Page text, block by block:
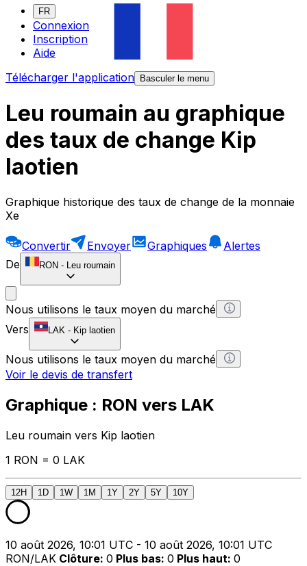
FR
Connexion
Inscription
Aide
Télécharger l'application
Basculer le menu
Leu roumain au graphique
des taux de change Kip
laotien
Graphique historique des taux de change de la monnaie
Xe
Convertir Envoyer Graphiques
Alertes
De
RON - Leu roumain
Nous utilisons le taux moyen du marché
Vers
LAK - Kip laotien
Nous utilisons le taux moyen du marché
Voir le devis de transfert
Graphique : RON vers LAK
Leu roumain vers Kip laotien
1 RON = 0 LAK
12H 1D 1W 1M 1Y 2Y 5Y 10Y
10 août 2026, 10:01 UTC - 10 août 2026, 10:01 UTC
RON/LAK Clôture: 0 Plus bas: 0 Plus haut: 0